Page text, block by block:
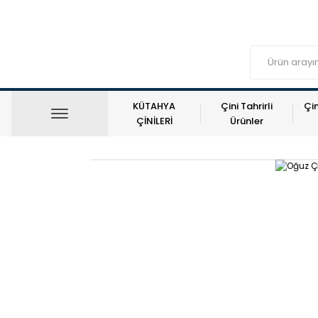
KÜTAHYA
ÇİNİLERİ
Çini Tahrirli
Ürünler